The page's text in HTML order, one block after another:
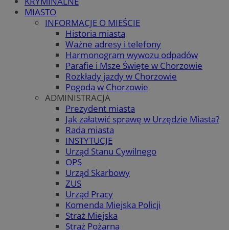
MIASTO
INFORMACJE O MIEŚCIE
Historia miasta
Ważne adresy i telefony
Harmonogram wywozu odpadów
Parafie i Msze Święte w Chorzowie
Rozkłady jazdy w Chorzowie
Pogoda w Chorzowie
ADMINISTRACJA
Prezydent miasta
Jak załatwić sprawę w Urzędzie Miasta?
Rada miasta
INSTYTUCJE
Urząd Stanu Cywilnego
OPS
Urząd Skarbowy
ZUS
Urząd Pracy
Komenda Miejska Policji
Straż Miejska
Straż Pożarna